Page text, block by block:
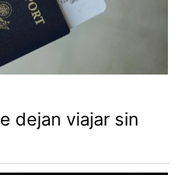
dejan viajar sin